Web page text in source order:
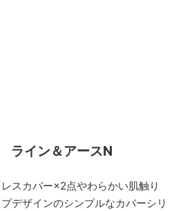
イン＆アースN
レスカバー×2点やわらかい肌触り
デザインのシンプルなカバーシリ